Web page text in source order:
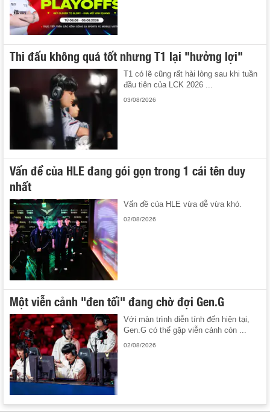
Thi đấu không quá tốt nhưng T1 lại "hưởng lợi"
T1 có lẽ cũng rất hài lòng sau khi tuần
đầu tiên của LCK 2026 ...
03/08/2026
Vấn đề của HLE đang gói gọn trong 1 cái tên duy
nhất
Vấn đề của HLE vừa dễ vừa khó.
02/08/2026
Một viễn cảnh "đen tối" đang chờ đợi Gen.G
Với màn trình diễn tính đến hiện tại,
Gen.G có thể gặp viễn cảnh còn ...
02/08/2026